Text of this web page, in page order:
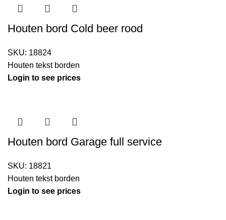
Houten bord Cold beer rood
SKU: 18824
Houten tekst borden
Login to see prices
Houten bord Garage full service
SKU: 18821
Houten tekst borden
Login to see prices